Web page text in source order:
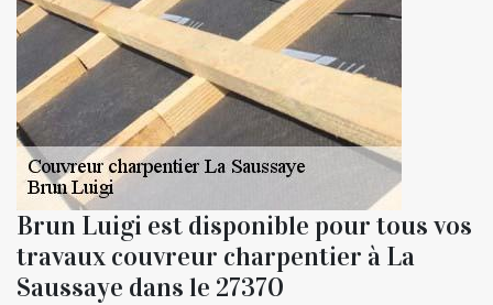
Brun Luigi est disponible pour tous vos
travaux couvreur charpentier à La
Saussaye dans le 27370